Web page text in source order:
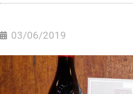
03/06/2019